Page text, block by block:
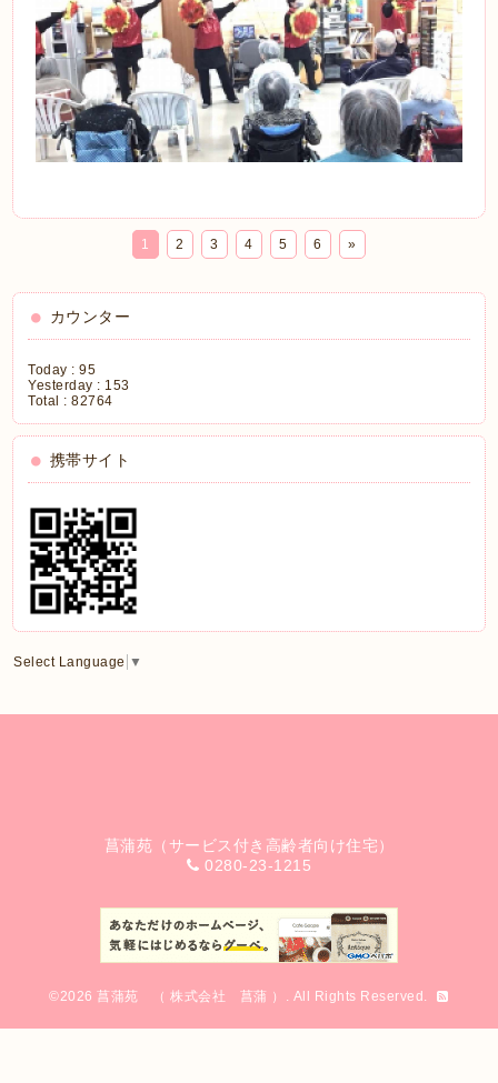
1 2 3 4 5 6 »
カウンター
Today :95
Yesterday : 153
Total :82764
携帯サイト
Select Language ▼
菖蒲苑（サービス付き高齢者向け住宅）
0280-23-1215
©2026菖蒲苑 （ 株式会社 菖蒲 ） . All Rights Reserved.